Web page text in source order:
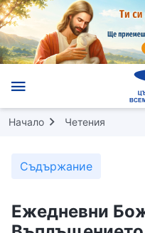
Начало Четения
Съдържание
Ежедневни